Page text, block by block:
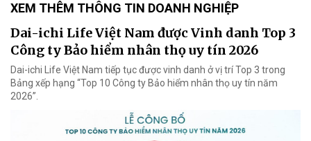
XEM THÊM THÔNG TIN DOANH NGHIỆP
Dai-ichi Life Việt Nam được Vinh danh Top 3
Công ty Bảo hiểm nhân thọ uy tín 2026
Dai-ichi Life Việt Nam tiếp tục được vinh danh ở vị trí Top 3 trong
Bảng xếp hạng “Top 10 Công ty Bảo hiểm nhân thọ uy tín năm
2026”.